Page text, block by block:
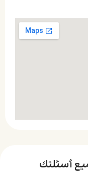
أسئلتك